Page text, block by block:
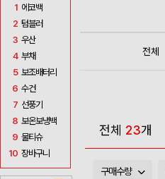
1 에코백
2 텀블러
3 우산
4 부채
5 보조배터리
6 수건
7 선풍기
8 보온보냉백
9 물티슈
10 장바구니
전체
전체 23개
구매수량